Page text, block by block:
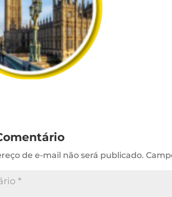
de e-mail não será publicado.